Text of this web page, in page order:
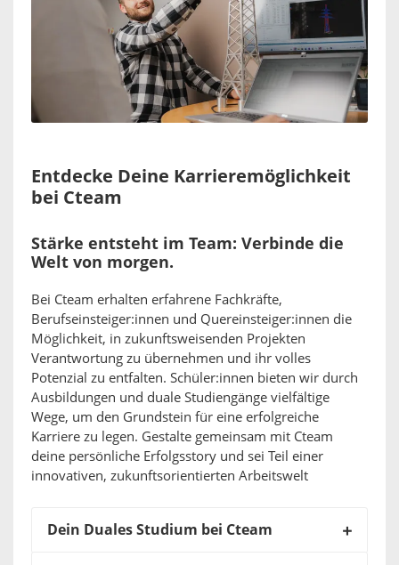
Entdecke Deine Karrieremöglichkeit
bei Cteam
Stärke entsteht im Team: Verbinde die
Welt von morgen.
Bei Cteam erhalten erfahrene Fachkräfte,
Berufseinsteiger:innen und Quereinsteiger:innen die
Möglichkeit, in zukunftsweisenden Projekten
Verantwortung zu übernehmen und ihr volles
Potenzial zu entfalten. Schüler:innen bieten wir durch
Ausbildungen und duale Studiengänge vielfältige
Wege, um den Grundstein für eine erfolgreiche
Karriere zu legen. Gestalte gemeinsam mit Cteam
deine persönliche Erfolgsstory und sei Teil einer
innovativen, zukunftsorientierten Arbeitswelt
Dein Duales Studium bei Cteam